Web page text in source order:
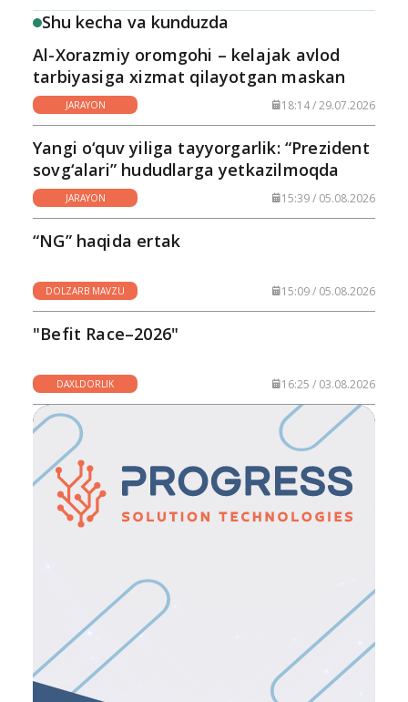
Shu kecha va kunduzda
Al-Xorazmiy oromgohi – kelajak avlod
tarbiyasiga xizmat qilayotgan maskan
JARAYON 18:14 / 29.07.2026
Yangi o‘quv yiliga tayyorgarlik: “Prezident
sovg‘alari” hududlarga yetkazilmoqda
JARAYON 15:39 / 05.08.2026
“NG” haqida ertak
DOLZARB MAVZU 15:09 / 05.08.2026
"Befit Race–2026"
DAXLDORLIK 16:25 / 03.08.2026